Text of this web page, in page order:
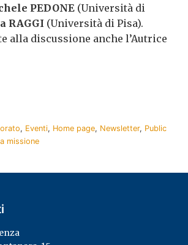
PEDONE (Università di
RAGGI (Università di Pisa).
alla discussione anche l’Autrice
, Eventi, Home page, Newsletter, Public
missione